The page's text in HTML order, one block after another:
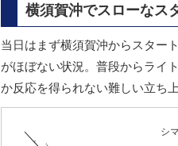
横須賀沖でスローなス
当日はまず横須賀沖からスター
がほぼない状況。普段からライ
か反応を得られない難しい立ち
シ